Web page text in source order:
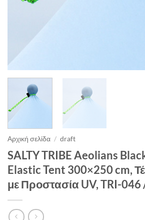
Αρχική σελίδα / draft
SALTY TRIBE Aeolians
Elastic Tent 300×250 cm,
με Προστασία UV, TRI-046